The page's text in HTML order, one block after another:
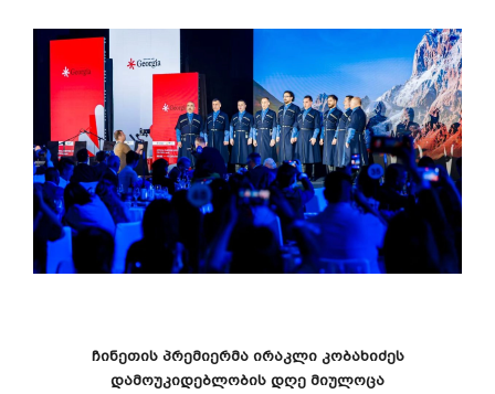
ჩინეთის პრემიერმა ირაკლი კობახიძეს
დამოუკიდებლობის დღე მიულოცა